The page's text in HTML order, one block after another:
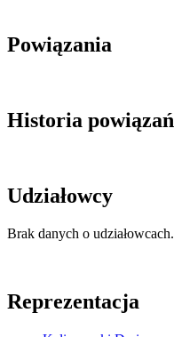
Powiązania
Historia powiązań
Udziałowcy
Brak danych o udziałowcach.
Reprezentacja